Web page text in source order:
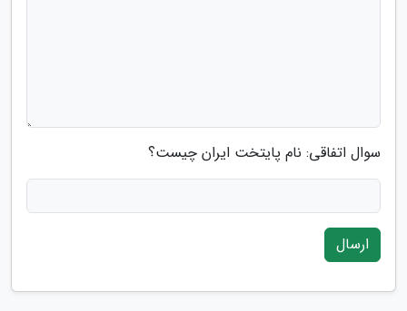
سوال اتفاقی: نام پایتخت ایران چیست؟
ارسال